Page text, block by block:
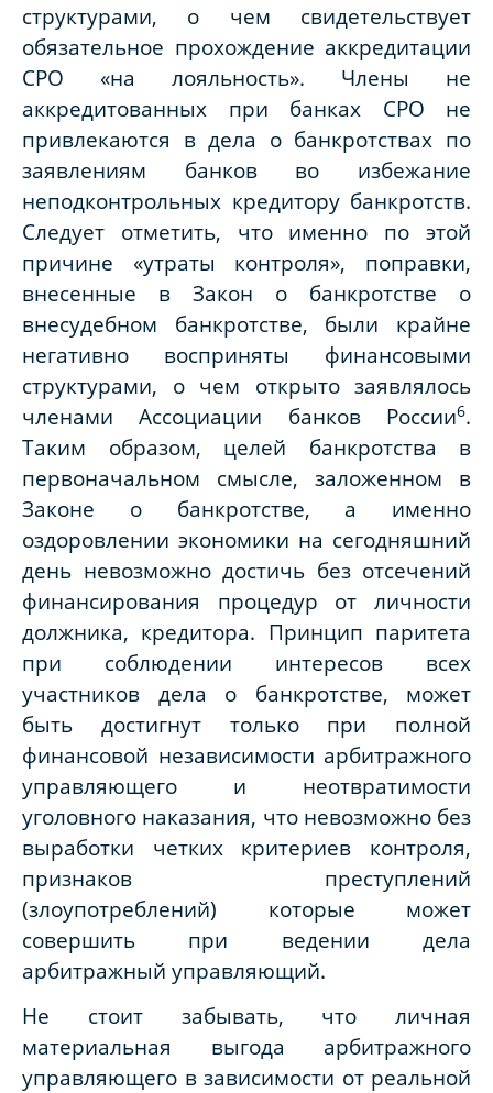
структурами, о чем свидетельствует
обязательное прохождение аккредитации
СРО «на лояльность». Члены не
аккредитованных при банках СРО не
привлекаются в дела о банкротствах по
заявлениям банков во избежание
неподконтрольных кредитору банкротств.
Следует отметить, что именно по этой
причине «утраты контроля», поправки,
внесенные в Закон о банкротстве о
внесудебном банкротстве, были крайне
негативно восприняты финансовыми
структурами, о чем открыто заявлялось
членами Ассоциации банков России6.
Таким образом, целей банкротства в
первоначальном смысле, заложенном в
Законе о банкротстве, а именно
оздоровлении экономики на сегодняшний
день невозможно достичь без отсечений
финансирования процедур от личности
должника, кредитора. Принцип паритета
при соблюдении интересов всех
участников дела о банкротстве, может
быть достигнут только при полной
финансовой независимости арбитражного
управляющего и неотвратимости
уголовного наказания, что невозможно без
выработки четких критериев контроля,
признаков преступлений
(злоупотреблений) которые может
совершить при ведении дела
арбитражный управляющий.
Не стоит забывать, что личная
материальная выгода арбитражного
управляющего в зависимости от реальной